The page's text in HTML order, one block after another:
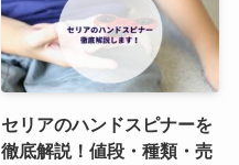
セリアのハンドスピナーを
徹底解説！値段・種類・売